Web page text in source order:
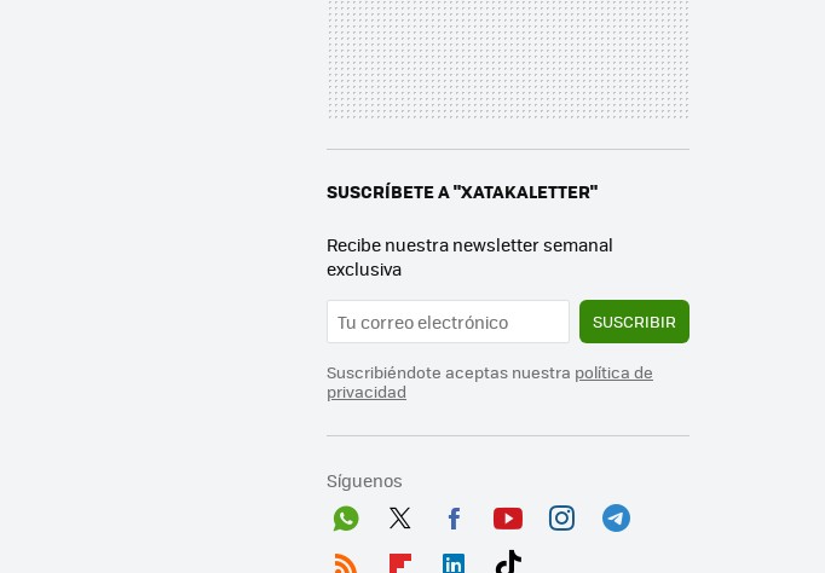
SUSCRÍBETE A "XATAKALETTER"
Recibe nuestra newsletter semanal
exclusiva
SUSCRIBIR
Suscribiéndote aceptas nuestra política de
privacidad
Síguenos
Wh
Twit
Fac
You